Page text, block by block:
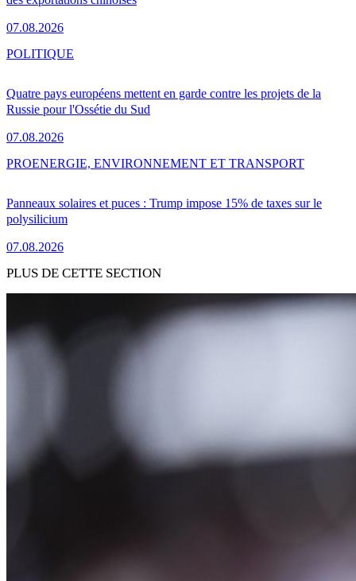
07.08.2026
Quatre pays européens mettent en garde contre les projets de la
Russie pour l'Ossétie du Sud
07.08.2026
POLITIQUE
Panneaux solaires et puces : Trump impose 15% de taxes sur le
polysilicium
07.08.2026
PROENERGIE, ENVIRONNEMENT ET TRANSPORT
PLUS DE CETTE SECTION